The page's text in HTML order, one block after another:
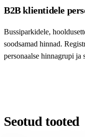
B2B klientidele
Bussiparkidele,
soodsamad hinnad.
personaalse hinnagrupi ja
Seotud tooted